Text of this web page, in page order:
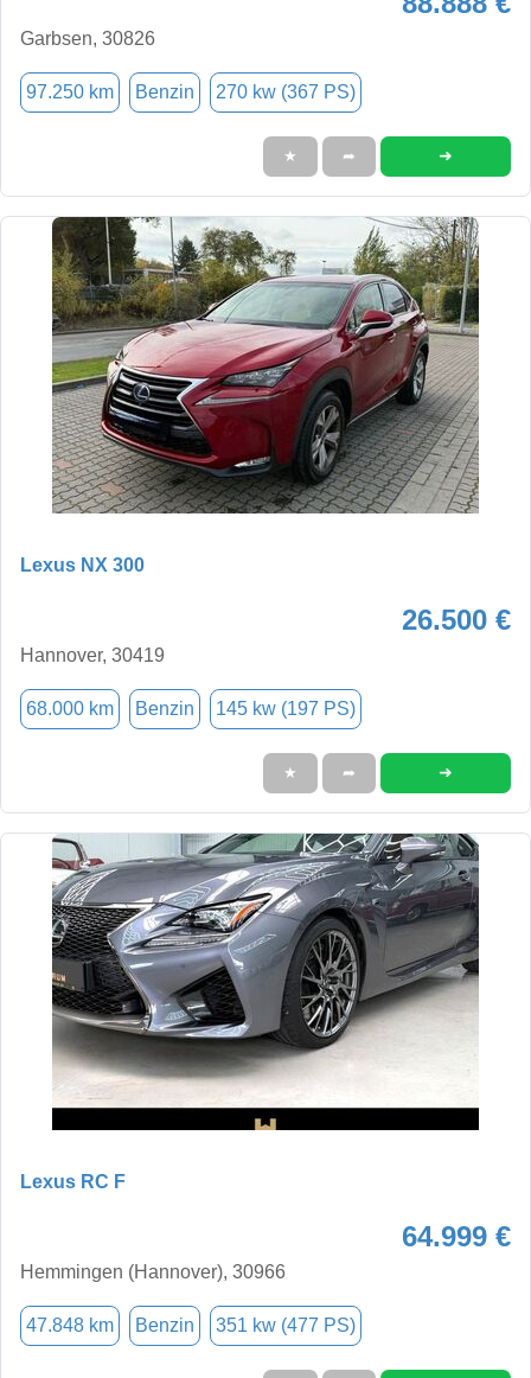
Garbsen, 30826
97.250 km Benzin 270 kw (367 PS)
★ ➦ ➜
Lexus NX 300
26.500 €
Hannover, 30419
68.000 km Benzin 145 kw (197 PS)
★ ➦ ➜
Lexus RC F
64.999 €
Hemmingen (Hannover), 30966
47.848 km Benzin 351 kw (477 PS)